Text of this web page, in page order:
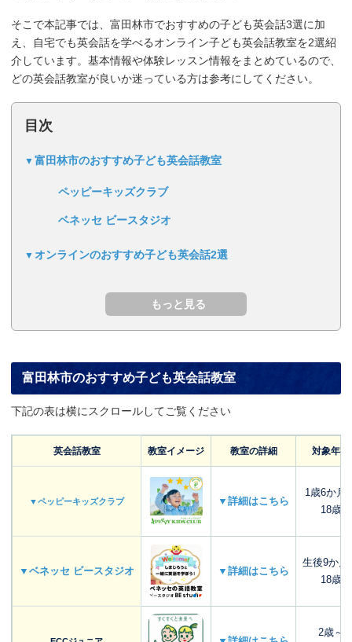
そこで本記事では、富田林市でおすすめの子ども英会話3選に加
え、自宅でも英会話を学べるオンライン子ども英会話教室を2選紹
介しています。基本情報や体験レッスン情報をまとめているので、
どの英会話教室が良いか迷っている方は参考にしてください。
目次
富田林市のおすすめ子ども英会話教室
ペッピーキッズクラブ
ベネッセ ビースタジオ
オンラインのおすすめ子ども英会話2選
富田林市のおすすめ子ども英会話教室
下記の表は横にスクロールしてご覧ください
英会話教室 教室イメージ 教室の詳細 対象年齢
▼ペッピーキッズクラブ ▼詳細はこちら
1歳6か月
18歳
▼ベネッセ ビースタジオ ▼詳細はこちら
生後9か月
18歳
2歳～